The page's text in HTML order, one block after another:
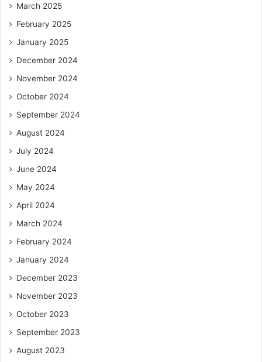
March 2025
February 2025
January 2025
December 2024
November 2024
October 2024
September 2024
August 2024
July 2024
June 2024
May 2024
April 2024
March 2024
February 2024
January 2024
December 2023
November 2023
October 2023
September 2023
August 2023